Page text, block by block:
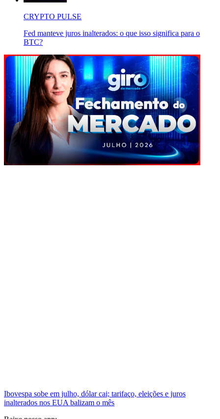
CRYPTO PULSE
Fed manteve juros inalterados: o que isso significa para o
BTC?
Ibovespa sobe em julho, dólar cai; tarifaço, eleições e juros
inalterados nos EUA balizam o mês